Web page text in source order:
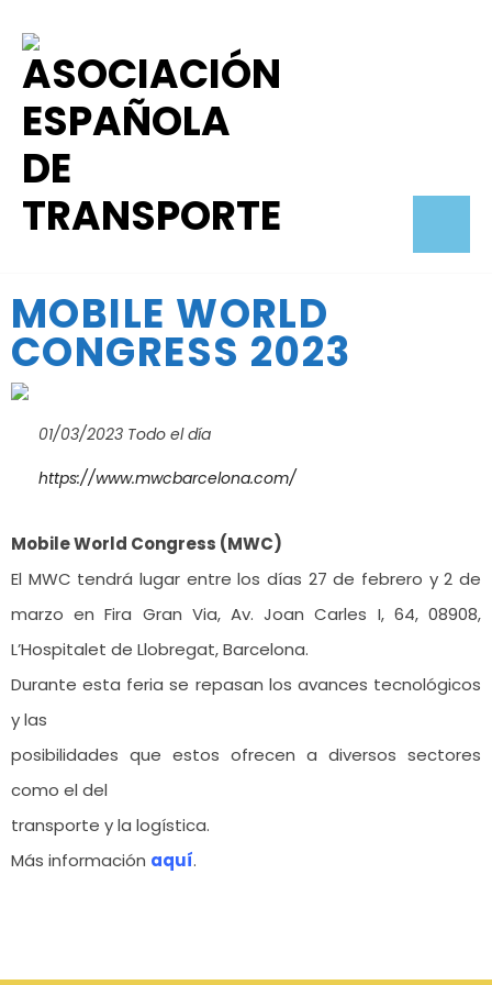
MOBILE WORLD
CONGRESS 2023
01/03/2023 Todo el día
https://www.mwcbarcelona.com/
Mobile World Congress (MWC)
El MWC tendrá lugar entre los días 27 de febrero y 2 de
marzo en Fira Gran Via, Av. Joan Carles I, 64, 08908,
L’Hospitalet de Llobregat, Barcelona.
Durante esta feria se repasan los avances tecnológicos
y las
posibilidades que estos ofrecen a diversos sectores
como el del
transporte y la logística.
Más información aquí.